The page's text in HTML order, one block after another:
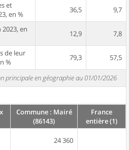
et
en %
36,5 9,7
en
12,9 7,8
de leur
%
79,3 57,5
principale en géographie au 01/01/2026
Commune : Mairé
(86143)
France
entière (1)
24 360